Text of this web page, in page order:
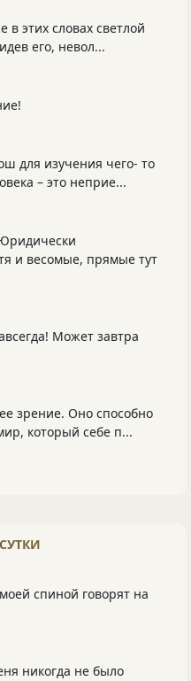
в этих словах светлой
его, невол...
для изучения чего- то
– это неприе...
и весомые, прямые тут
Может завтра
зрение. Оно способно
который себе п...
спиной говорят на
никогда не было